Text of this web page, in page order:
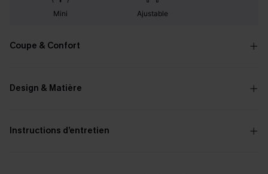
Mini Ajustable
Coupe & Confort
Design & Matière
Instructions d’entretien